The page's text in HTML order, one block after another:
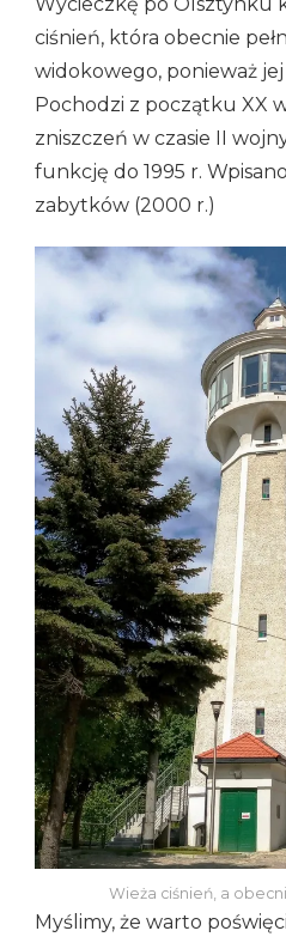
ciśnień, która obecnie
widokowego, ponieważ
Pochodzi z początku XX
zniszczeń w czasie II
funkcję do 1995 r.
zabytków (2000 r.)
Wieża ciśnień, a
Myślimy, że warto